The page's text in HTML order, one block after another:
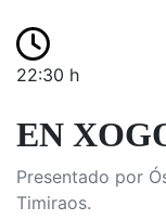
22:30 h
EN
Presentado por
Timiraos.